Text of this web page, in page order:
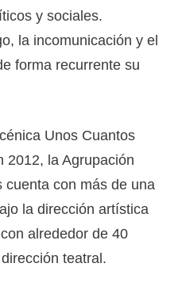
y sociales.
la incomunicación y el
forma recurrente su
Unos Cuantos
2012, la Agrupación
cuenta con más de una
la dirección artística
alrededor de 40
teatral.